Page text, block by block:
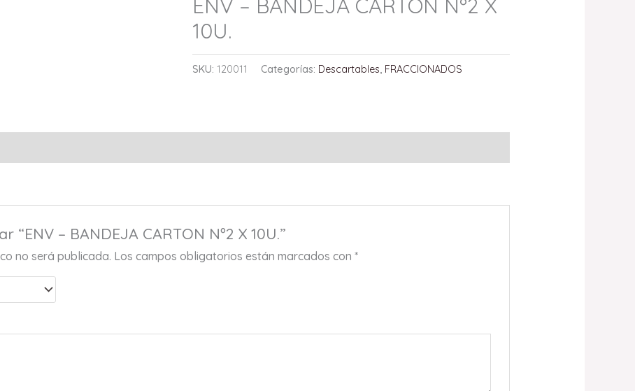
ENV – BANDEJA CARTON Nº2 X
10U.
SKU:120011 Categorías: Descartables, FRACCIONADOS
– BANDEJA CARTON Nº2 X 10U.”
no será publicada. Los campos obligatorios están marcados con*